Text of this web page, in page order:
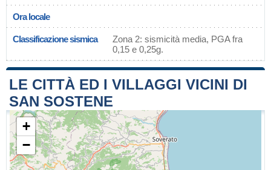
Ora locale
Classificazione sismica
Zona 2: sismicità media, PGA fra
0,15 e 0,25g.
LE CITTÀ ED I VILLAGGI VICINI DI
SAN SOSTENE
+
−